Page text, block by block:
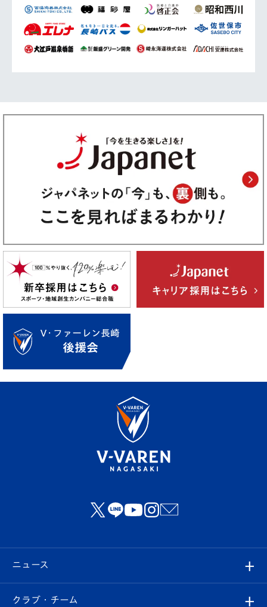
ニュース
すべて
クラブ・チーム